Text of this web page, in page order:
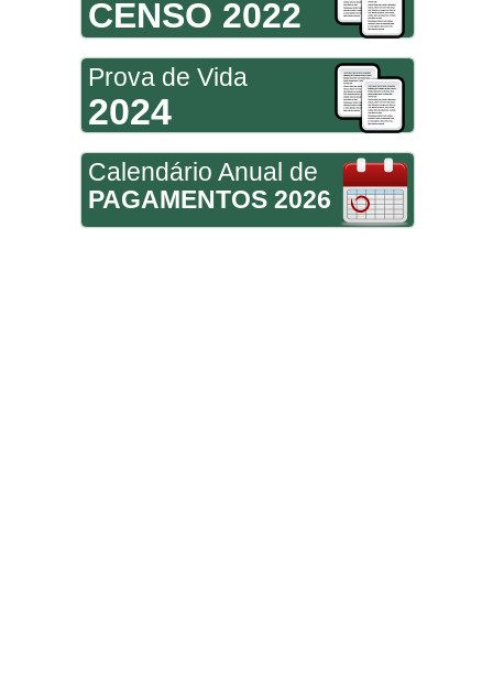
CENSO 2022
Prova de Vida
2024
Calendário Anual de
PAGAMENTOS 2026